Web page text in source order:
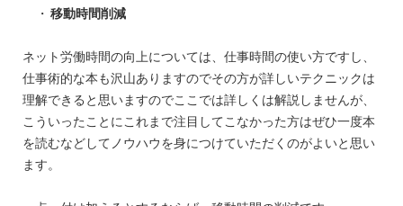
移動時間削減
ネット労働時間の向上については、仕事時間の使い方ですし、
仕事術的な本も沢山ありますのでその方が詳しいテクニックは
理解できると思いますのでここでは詳しくは解説しませんが、
こういったことにこれまで注目してこなかった方はぜひ一度本
を読むなどしてノウハウを身につけていただくのがよいと思い
ます。